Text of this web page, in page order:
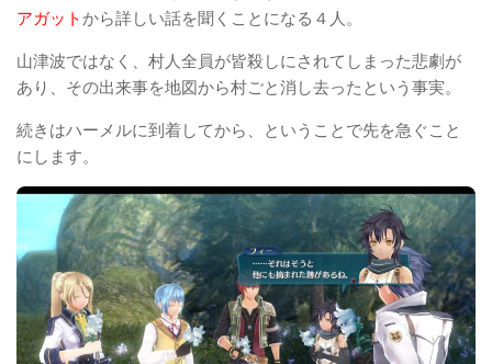
アガット から詳しい話を聞くことになる４人。
山津波ではなく、村人全員が皆殺しにされてしまった悲劇が
あり、その出来事を地図から村ごと消し去ったという事実。
続きはハーメルに到着してから、ということで先を急ぐこと
にします。